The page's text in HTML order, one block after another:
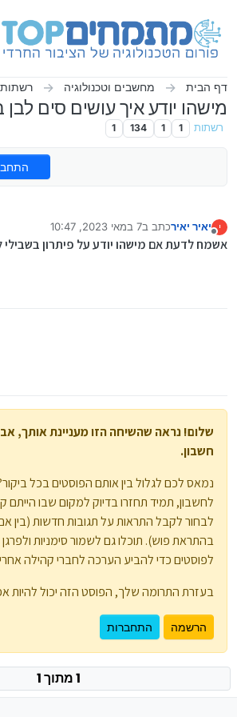
דף הבית מחשבים וטכנולוגיה רשתות
מישהו יודע איך עושים סים לבן
רשתות 1
1
134
1
י
מנותק
יאיר יאירכתב ב7 במאי 2023, 10:47
נערך לאחרונה על ידי
אשמח לדעת אם מישהו יודע על פיתרון בשבילי
שלום! נראה שהשיחה הזו מעניינת אותך,
חשבון.
נמאס לכם לגלול בין אותם הפוסטים בכל
לחשבון, תמיד תחזרו בדיוק למקום שבו הייתם
לבחור לקבל התראות על תגובות חדשות (בין אם
לפוסטים כדי להביע הערכה לחברי קהילה
בעזרת התרומה שלך, הפוסט הזה יכול להיות
הרשמה התחברות
1 מתוך 1